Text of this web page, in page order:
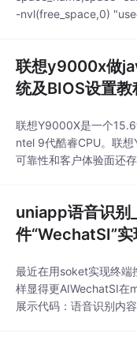
-nvl(free_space,0)
联想y9000x做
统及BIOS设置
联想Y9000X是一个
ntel 9代酷睿CPU。联
可靠性和客户体验面还
代cpu usb3.1驱动，只
uniapp语音识别
件“WechatSI”
最近在用soket实现终端
样显得更AIWechatSI在
展示代码：语音识别内